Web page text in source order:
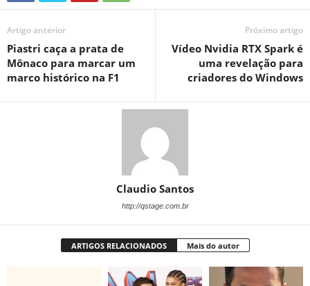
Artigo anterior
Piastri caça a prata de
Mônaco para marcar um
marco histórico na F1
Próximo artigo
Vídeo Nvidia RTX Spark é
uma revelação para
criadores do Windows
Claudio Santos
http://qstage.com.br
ARTIGOS RELACIONADOS Mais do autor